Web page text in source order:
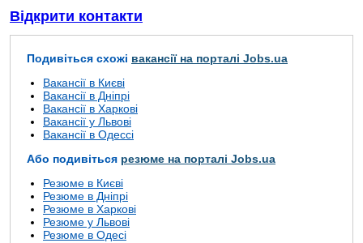
Відкрити контакти
Подивіться схожі вакансії на порталі Jobs.ua
Вакансії в Києві
Вакансії в Дніпрі
Вакансії в Харкові
Вакансії у Львові
Вакансії в Одессі
Або подивіться резюме на порталі Jobs.ua
Резюме в Києві
Резюме в Дніпрі
Резюме в Харкові
Резюме у Львові
Резюме в Одесі